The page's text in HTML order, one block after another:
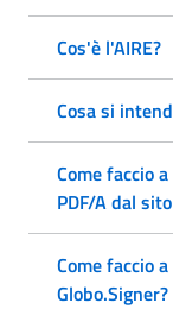
Cos'è l'AIRE?
Cosa si
Come faccio
PDF/A dal
Come faccio
Globo.Signer?